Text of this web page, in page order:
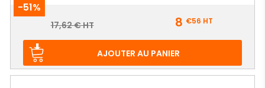
-51%
Prix
Prix
17,62 € HT 8 €56 HT
AJOUTER AU PANIER